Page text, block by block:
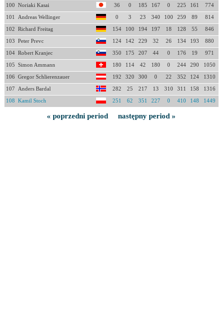
100 Noriaki Kasai 36 0 185 167 0 225 161 774
101 Andreas Wellinger 0 3 23 340 100 259 89 814
102 Richard Freitag 154 100 194 197 18 128 55 846
103 Peter Prevc 124 142 229 32 26 134 193 880
104 Robert Kranjec 350 175 207 44 0 176 19 971
105 Simon Ammann 180 114 42 180 0 244 290 1050
106 Gregor Schlierenzauer 192 320 300 0 22 352 124 1310
107 Anders Bardal 282 25 217 13 310 311 158 1316
108 Kamil Stoch 251 62 351 227 0 410 148 1449
« poprzedni period następny period »